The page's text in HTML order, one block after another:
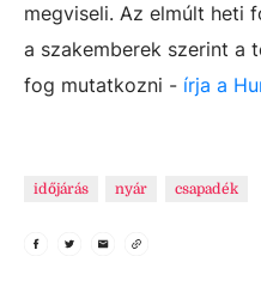
megviseli. Az elmúlt heti
a szakemberek szerint a
fog mutatkozni - írja a
időjárás nyár csapadék